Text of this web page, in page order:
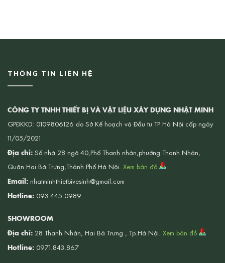
THÔNG TIN LIÊN HỆ
CÔNG TY TNHH THIẾT BỊ VÀ VẬT LIỆU XÂY DỰNG NHẬT MINH
GPĐKKD: 0109806126 do Sở Kế hoạch và Đầu tư TP Hà Nội cấp ngày
11/05/2021
Địa chỉ: Số nhà 28 ngõ 40,Phố Thanh nhàn,phường Thanh Nhàn,
Quận Hai Bà Trưng,Thành Phố Hà Nội. Xem bản đồ
Email: nhatminhthietbivesinh@gmail.com
Hotline: 093.445.0989
SHOWROOM
Địa chỉ: 28 Thanh Nhàn, Hai Bà Trưng , Tp.Hà Nội. Xem bản đồ
Hotline: 0971.843.867